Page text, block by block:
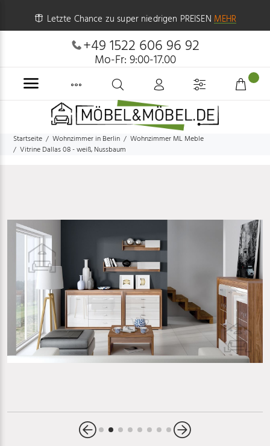
Letzte Chance zu super niedrigen PREISEN MEHR
+49 1522 606 96 92
Mo-Fr: 9:00-17.00
Startseite Wohnzimmer in Berlin
Wohnzimmer ML Meble
Vitrine Dallas 08 - weiß, Nussbaum